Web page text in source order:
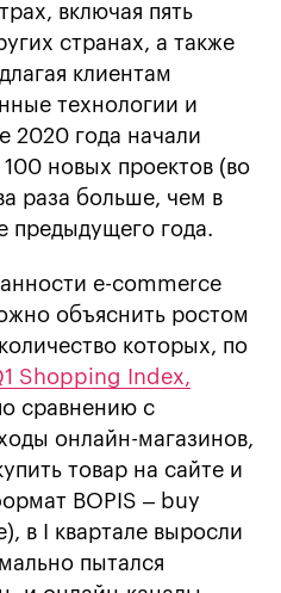
включая пять
странах, а также
клиентам
технологии и
2020 года начали
новых проектов (во
раза больше, чем в
предыдущего года.
e-commerce
объяснить ростом
которых, по
Shopping Index,
сравнению с
онлайн-магазинов,
товар на сайте и
BOPIS – buy
в І квартале выросли
пытался